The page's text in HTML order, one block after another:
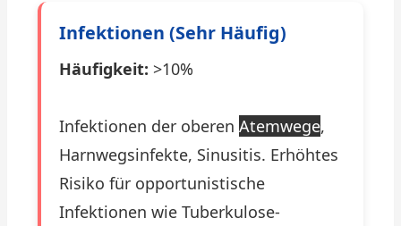
Infektionen (sehr Häufig)
Häufigkeit: >10%
Infektionen der oberen Atemwege,
Harnwegsinfekte, Sinusitis. Erhöhtes
Risiko für opportunistische
Infektionen wie Tuberkulose-